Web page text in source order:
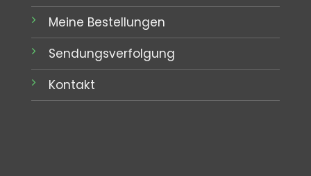
Meine Bestellungen
Sendungsverfolgung
Kontakt